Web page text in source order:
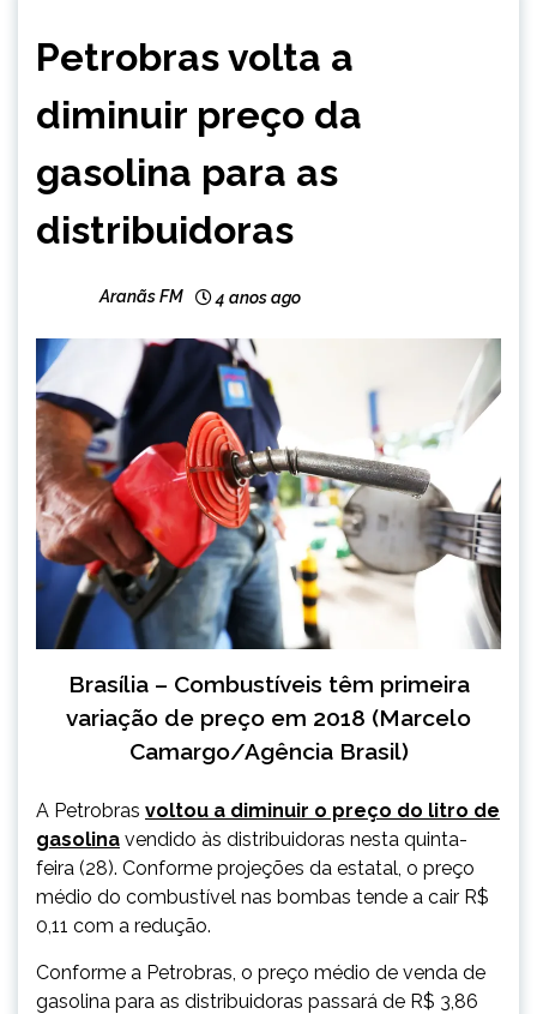
NOTÍCIAS
Petrobras volta a
diminuir preço da
gasolina para as
distribuidoras
Aranãs FM 4 anos ago
Brasília – Combustíveis têm primeira
variação de preço em 2018 (Marcelo
Camargo/Agência Brasil)
A Petrobras voltou a diminuir o preço do litro de
gasolina vendido às distribuidoras nesta quinta-
feira (28). Conforme projeções da estatal, o preço
médio do combustível nas bombas tende a cair R$
0,11 com a redução.
Conforme a Petrobras, o preço médio de venda de
gasolina para as distribuidoras passará de R$ 3,86